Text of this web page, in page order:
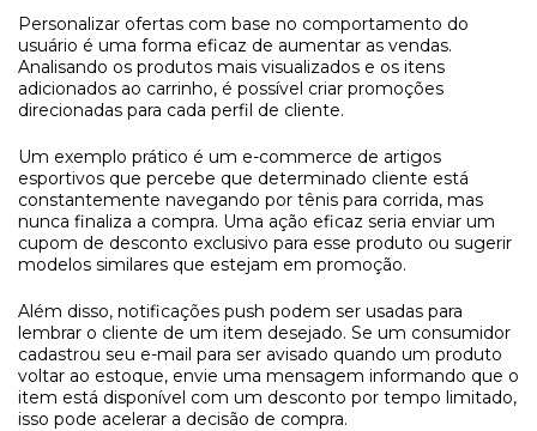
Personalizar ofertas com base no comportamento do
usuário é uma forma eficaz de aumentar as vendas.
Analisando os produtos mais visualizados e os itens
adicionados ao carrinho, é possível criar promoções
direcionadas para cada perfil de cliente.
Um exemplo prático é um e-commerce de artigos
esportivos que percebe que determinado cliente está
constantemente navegando por tênis para corrida, mas
nunca finaliza a compra. Uma ação eficaz seria enviar um
cupom de desconto exclusivo para esse produto ou sugerir
modelos similares que estejam em promoção.
Além disso, notificações push podem ser usadas para
lembrar o cliente de um item desejado. Se um consumidor
cadastrou seu e-mail para ser avisado quando um produto
voltar ao estoque, envie uma mensagem informando que o
item está disponível com um desconto por tempo limitado,
isso pode acelerar a decisão de compra.